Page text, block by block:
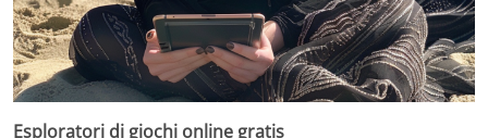
Esploratori di giochi online gratis